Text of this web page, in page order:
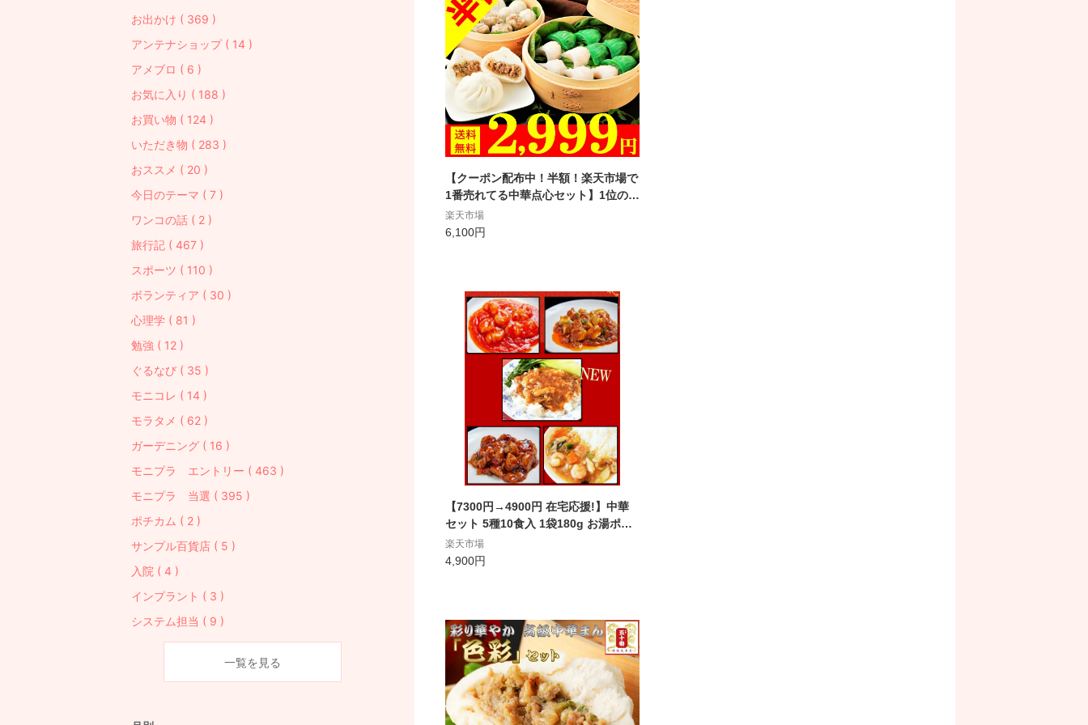
【クーポン配布中！半額！楽天市場で
1番売れてる中華点心セット】1位の★
4.6以上が5種類も! お試し高級点心セ
ット(豪華5種盛計22点) 東京老舗の味
坂 セール
楽天市場
6,100円
【7300円→4900円 在宅応援!】中華
セット 5種10食入 1袋180g お湯ポチ
ャ5分の簡単調理 冷凍庫にストックし
ておくととても便利です 送料無料
楽天市場
4,900円
お出かけ ( 369 )
アンテナショップ ( 14 )
アメブロ ( 6 )
お気に入り ( 188 )
お買い物 ( 124 )
いただき物 ( 283 )
おススメ ( 20 )
今日のテーマ ( 7 )
ワンコの話 ( 2 )
旅行記 ( 467 )
スポーツ ( 110 )
ボランティア ( 30 )
心理学 ( 81 )
勉強 ( 12 )
ぐるなび ( 35 )
モニコレ ( 14 )
モラタメ ( 62 )
ガーデニング ( 16 )
モニプラ エントリー ( 463 )
モニプラ 当選 ( 395 )
ポチカム ( 2 )
サンプル百貨店 ( 5 )
入院 ( 4 )
インプラント ( 3 )
システム担当 ( 9 )
一覧を見る